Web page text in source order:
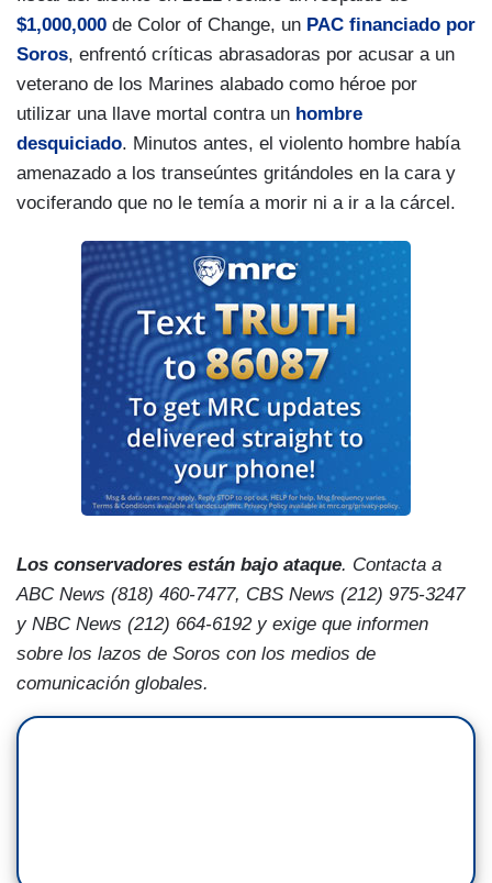
$1,000,000 de Color of Change, un PAC financiado por
Soros, enfrentó críticas abrasadoras por acusar a un
veterano de los Marines alabado como héroe por
utilizar una llave mortal contra un hombre
desquiciado. Minutos antes, el violento hombre había
amenazado a los transeúntes gritándoles en la cara y
vociferando que no le temía a morir ni a ir a la cárcel.
Los conservadores están bajo ataque. Contacta a
ABC News (818) 460-7477, CBS News (212) 975-3247
y NBC News (212) 664-6192 y exige que informen
sobre los lazos de Soros con los medios de
comunicación globales.